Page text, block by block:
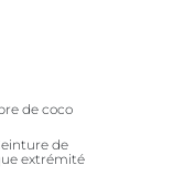
de coco
de
extrémité